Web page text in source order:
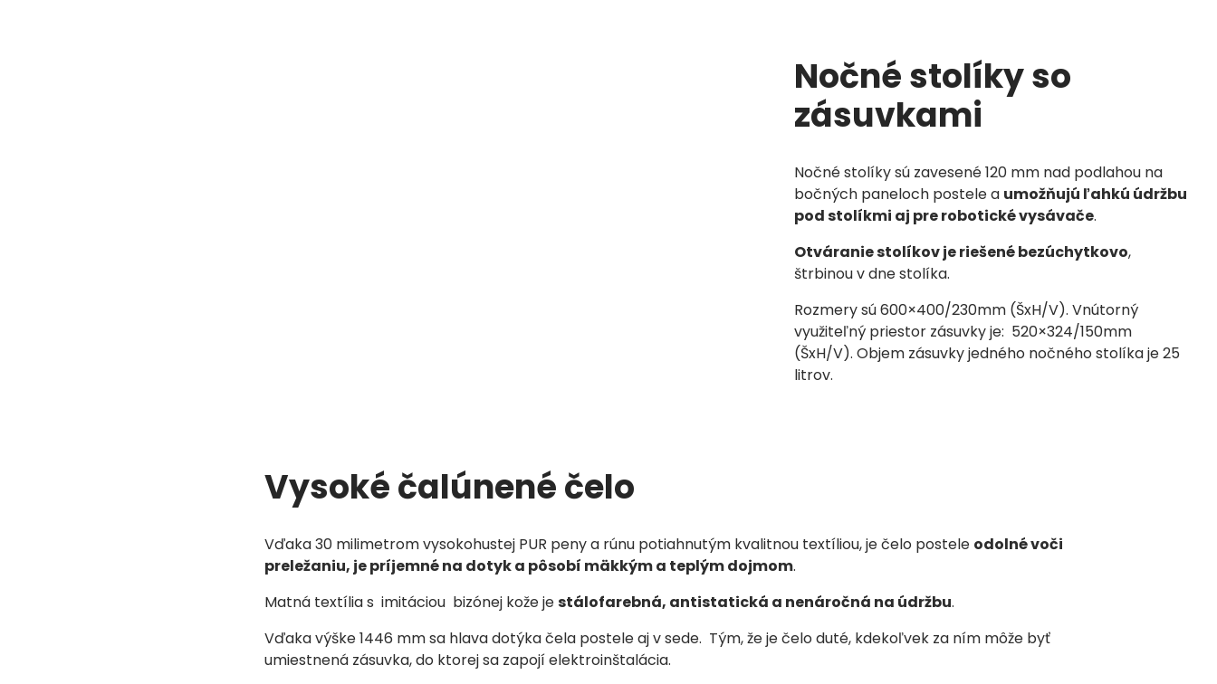
Nočné stolíky so
zásuvkami
Nočné stolíkysú zavesené 120 mm nad podlahou na
bočných paneloch postele a umožňujú ľahkú údržbu
pod stolíkmi aj pre robotické vysávače.
Otváranie stolíkov je riešené bezúchytkovo,
štrbinou v dne stolíka.
Rozmery sú 600×400/230mm (ŠxH/V). Vnútorný
využiteľný priestor zásuvky je: 520×324/150mm
(ŠxH/V). Objem zásuvky jedného nočného stolíka je 25
litrov.
Vysoké čalúnené čelo
Vďaka 30 milimetrom vysokohustej PUR peny a rúnu potiahnutým kvalitnou textíliou, je čelo postele odolné voči
preležaniu, je príjemné na dotyk a pôsobí mäkkým a teplým dojmom.
Matná textília s imitáciou bizónej kože jestálofarebná, antistatická a nenáročná na údržbu.
Vďaka výške 1446 mm sa hlava dotýka čela postele aj v sede. Tým, že je čelo duté, kdekoľvek za ním môže byť
umiestnená zásuvka, do ktorej sa zapojí elektroinštalácia.